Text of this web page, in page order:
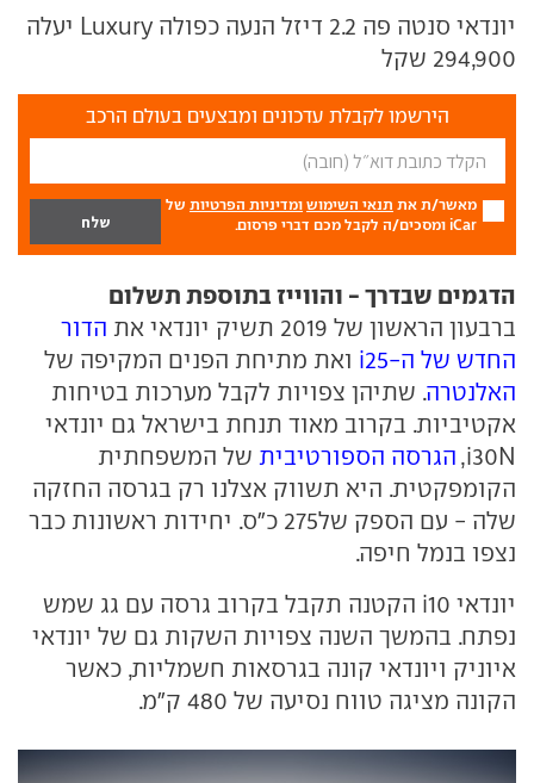
יונדאי סנטה פה 2.2 דיזל הנעה כפולה Luxury יעלה
294,900 שקל
הירשמו לקבלת עדכונים ומבצעים בעולם הרכב
מאשר/ת את תנאי השימוש ומדיניות הפרטיות של
iCar ומסכים/ה לקבל מכם דברי פרסום.
הדגמים שבדרך - והווייז בתוספת תשלום
ברבעון הראשון של 2019 תשיק יונדאי את
הדור
החדש של ה-i25
ואת מתיחת הפנים המקיפה של
האלנטרה. שתיהן צפויות לקבל מערכות בטיחות
אקטיביות. בקרוב מאוד תנחת בישראל גם יונדאי
i30N, הגרסה הספורטיבית של המשפחתית
הקומפקטית. היא תשווק אצלנו רק בגרסה החזקה
שלה - עם הספק של275 כ"ס. יחידות ראשונות כבר
נצפו בנמל חיפה.
יונדאי i10 הקטנה תקבל בקרוב גרסה עם גג שמש
נפתח. בהמשך השנה צפויות השקות גם של יונדאי
איוניק ויונדאי קונה בגרסאות חשמליות, כאשר
הקונה מציגה טווח נסיעה של 480 ק"מ.